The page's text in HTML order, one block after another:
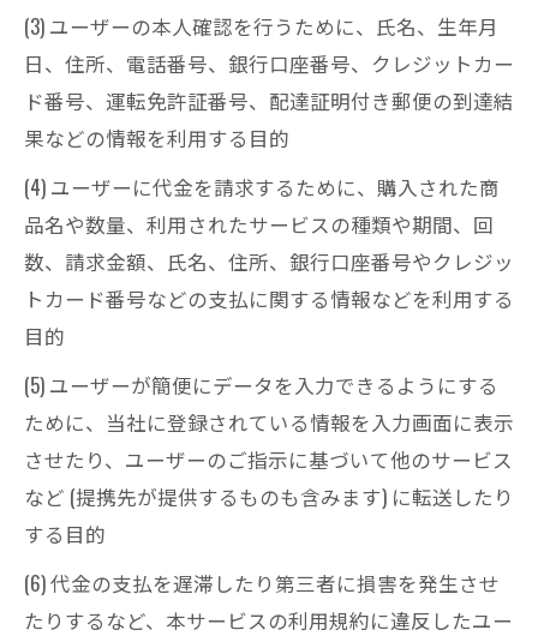
(3) ユーザーの本人確認を行うために、氏名、生年月
日、住所、電話番号、銀行口座番号、クレジットカー
ド番号、運転免許証番号、配達証明付き郵便の到達結
果などの情報を利用する目的
(4) ユーザーに代金を請求するために、購入された商
品名や数量、利用されたサービスの種類や期間、回
数、請求金額、氏名、住所、銀行口座番号やクレジッ
トカード番号などの支払に関する情報などを利用する
目的
(5) ユーザーが簡便にデータを入力できるようにする
ために、当社に登録されている情報を入力画面に表示
させたり、ユーザーのご指示に基づいて他のサービス
など (提携先が提供するものも含みます) に転送したり
する目的
(6) 代金の支払を遅滞したり第三者に損害を発生させ
たりするなど、本サービスの利用規約に違反したユー